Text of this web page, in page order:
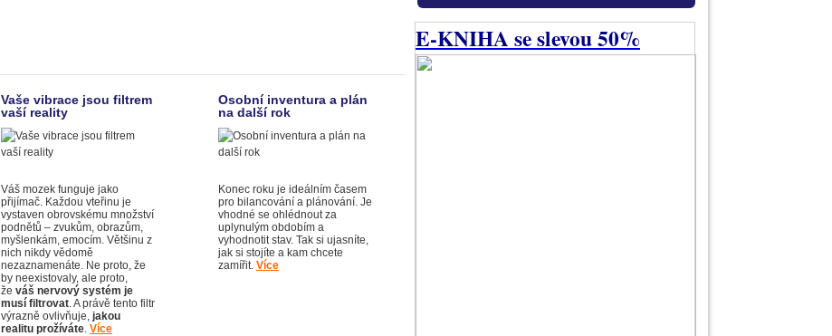
Vaše vibrace jsou filtrem
vaší reality
Váš mozek funguje jako
přijímač. Každou vteřinu je
vystaven obrovskému množství
podnětů – zvukům, obrazům,
myšlenkám, emocím. Většinu z
nich nikdy vědomě
nezaznamenáte. Ne proto, že
by neexistovaly, ale proto,
že váš nervový systém je
musí filtrovat. A právě tento filtr
výrazně ovlivňuje, jakou
realitu prožíváte. Více
Osobní inventura a plán
na další rok
Konec roku je ideálním časem
pro bilancování a plánování. Je
vhodné se ohlédnout za
uplynulým obdobím a
vyhodnotit stav. Tak si ujasníte,
jak si stojíte a kam chcete
zamířit. Více
E-KNIHA se slevou 50%